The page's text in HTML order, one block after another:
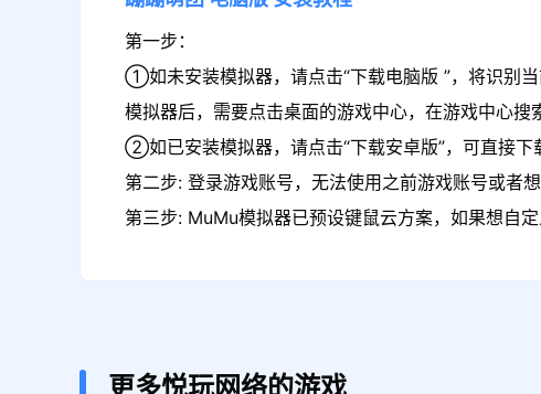
第一步：
①如未安装模拟器，请点击“下载电脑版 ”，将识别
模拟器后，需要点击桌面的游戏中心，在游戏中心搜
②如已安装模拟器，请点击“下载安卓版”，可直接
第二步: 登录游戏账号，无法使用之前游戏账号或者
第三步: MuMu模拟器已预设键鼠云方案，如果想自
更多悦玩网络的游戏